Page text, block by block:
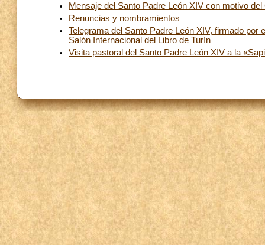
Mensaje del Santo Padre León XIV con motivo
Renuncias y nombramientos
Telegrama del Santo Padre León XIV, firmado
Salón Internacional del Libro de Turín
Visita pastoral del Santo Padre León XIV a la